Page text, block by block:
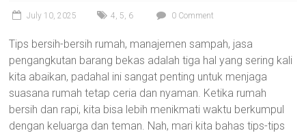
July 10, 2025 4, 5, 6 0 Comment
Tips bersih-bersih rumah, manajemen sampah, jasa
pengangkutan barang bekas adalah tiga hal yang sering kali
kita abaikan, padahal ini sangat penting untuk menjaga
suasana rumah tetap ceria dan nyaman. Ketika rumah
bersih dan rapi, kita bisa lebih menikmati waktu berkumpul
dengan keluarga dan teman. Nah, mari kita bahas tips-tips